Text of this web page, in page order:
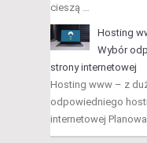
cieszą …
Hosting
Wybór
strony internetowej
Hosting www – z
odpowiedniego
internetowej